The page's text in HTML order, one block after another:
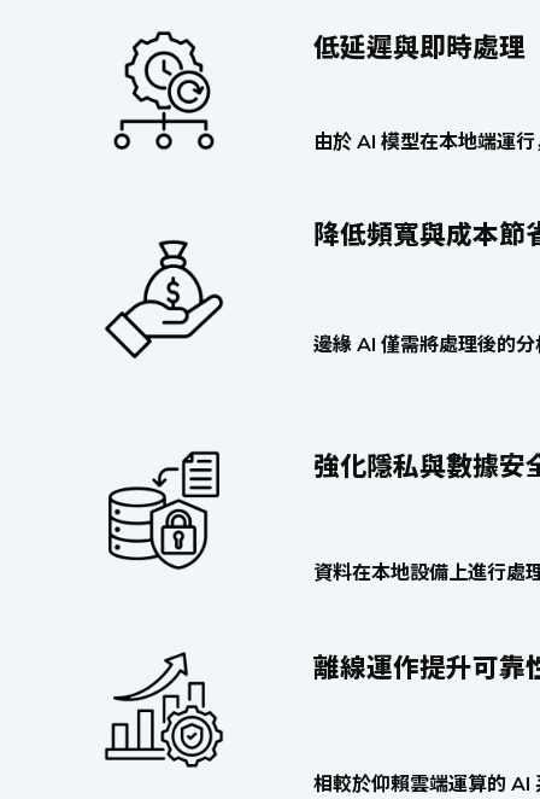
低延遲與即時處理
由於 AI 模型在本地端運
降低頻寬與成本節
邊緣 AI 僅需將處理後的
強化隱私與數據安
資料在本地設備上進行處
離線運作提升可靠
相較於仰賴雲端運算的 AI